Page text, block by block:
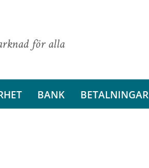
för alla
BANK BETALNINGAR